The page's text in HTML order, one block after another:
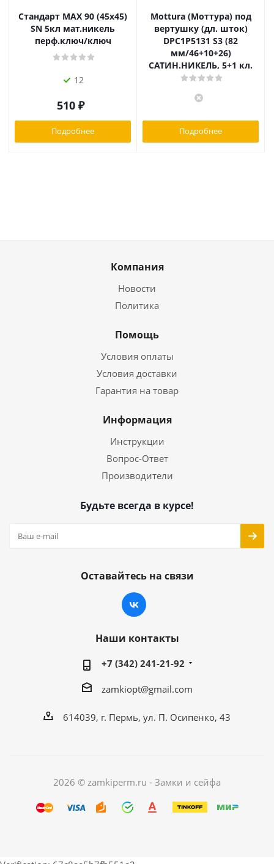
Стандарт MAX 90 (45х45)
SN 5кл мат.никель
перф.ключ/ключ
12
510 ₽
Подробнее
Mottura (Моттура) под
вертушку (дл. шток)
DPC1P5131 S3 (82
мм/46+10+26)
САТИН.НИКЕЛЬ, 5+1 кл.
Подробнее
Компания
Новости
Политика
Помощь
Условия оплаты
Условия доставки
Гарантия на товар
Информация
Инструкции
Вопрос-Ответ
Производители
Будьте всегда в курсе!
Оставайтесь на связи
Наши контакты
+7 (342) 241-21-92
zamkiopt@gmail.com
614039, г. Пермь, ул. П. Осипенко, 43
2026 © zamkiperm.ru - Замки и сейфа